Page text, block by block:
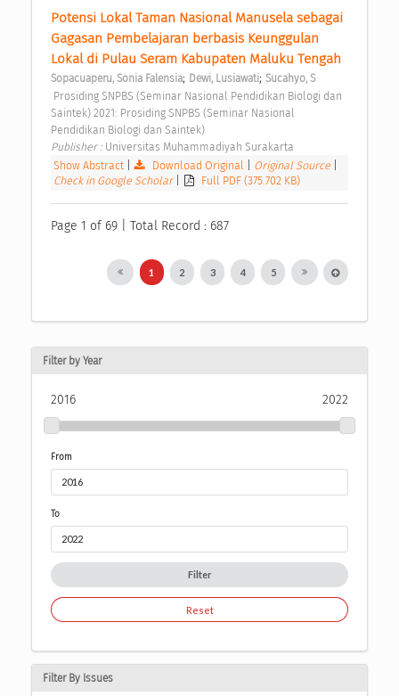
Potensi Lokal Taman Nasional Manusela sebagai
Gagasan Pembelajaran berbasis Keunggulan
Lokal di Pulau Seram Kabupaten Maluku Tengah
Sopacuaperu, Sonia Falensia; Dewi, Lusiawati; Sucahyo, S
Saintek) 2021: Prosiding SNPBS (Seminar Nasional
Pendidikan Biologi dan Saintek)
Publisher : Universitas Muhammadiyah Surakarta
Show Abstract| Download Original Original Source
Check in Google Scholar
Full PDF (375.702 KB)
Page 1 of 69 | Total Record : 687
1 2 3 4 5
Filter by Year
2016 2022
From
To
Filter
Reset
Filter By Issues